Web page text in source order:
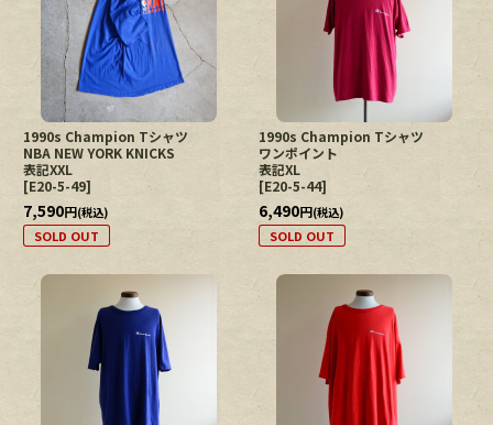
1990s Champion Tシャツ
NBA NEW YORK KNICKS
表記XXL
[E20-5-49]
7,590円(税込)
SOLD OUT
1990s Champion Tシャツ
ワンポイント
表記XL
[E20-5-44]
6,490円(税込)
SOLD OUT